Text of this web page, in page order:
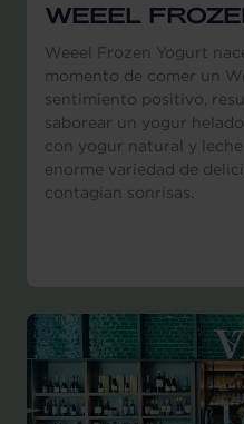
WEEEL
Weeel Frozen Yogurt
momento de comer un
sentimiento positivo,
saborear un yogur
con yogur natural y
enorme variedad de
contagian sonrisas.